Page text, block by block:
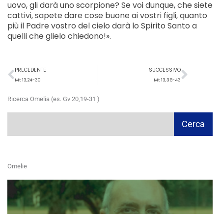
uovo, gli darà uno scorpione? Se voi dunque, che siete
cattivi, sapete dare cose buone ai vostri figli, quanto
più il Padre vostro del cielo darà lo Spirito Santo a
quelli che glielo chiedono!».
Precedente
PRECEDENTE
Mt 13,24-30
SUCCESSIVO
Mt 13,36-43
Ricerca Omelia (es. Gv 20,19-31 )
Cerca
Omelie